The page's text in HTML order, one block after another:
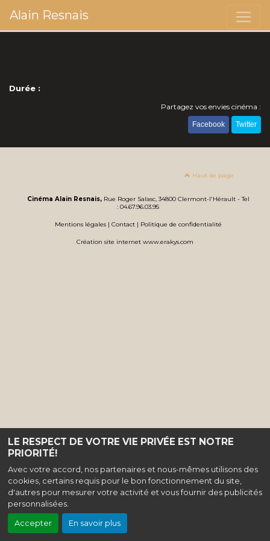
LE RESPECT DE VOTRE VIE PRIVÉE EST NOTRE
PRIORITÉ!
Avec votre accord, nos partenaires et nous-mêmes utilisons des
cookies, certains requis pour le bon fonctionnement du site,
d'autres pour mesurer votre activité et vous fournir des publicités
personnalisées.
Accepter En savoir plus
Alain Resnais
Durée :
Partagez vos envies cinéma :
Facebook Twitter
Haut de page
Cinéma Alain Resnais, Rue Roger Salasc, 34800 Clermont-l'Hérault - Tel
: 04.67.96.03.95
Mentions légales| Contact| Politique de confidentialité
Création site internet www.erakys.com